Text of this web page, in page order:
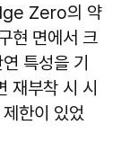
Zero의 약
현 면에서 크
특성을 기
재부착 시 시
한이 있었